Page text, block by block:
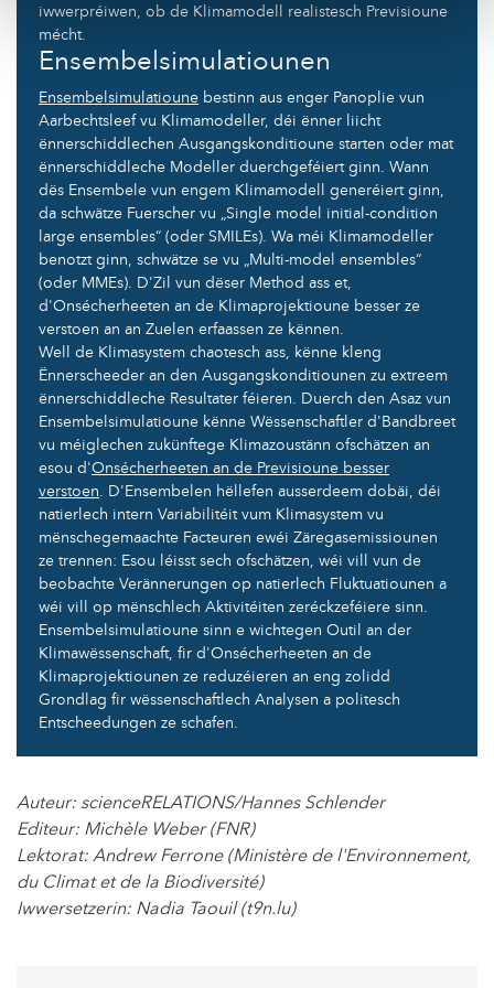
iwwerpréiwen, ob de Klimamodell realistesch Previsioune
mécht.
Ensembelsimulatiounen
Ensembelsimulatioune bestinn aus enger Panoplie vun
Aarbechtsleef vu Klimamodeller, déi ënner liicht
ënnerschiddlechen Ausgangskonditioune starten oder mat
ënnerschiddleche Modeller duerchgeféiert ginn. Wann
dës Ensembele vun engem Klimamodell generéiert ginn,
da schwätze Fuerscher vu „Single model initial-condition
large ensembles“ (oder SMILEs). Wa méi Klimamodeller
benotzt ginn, schwätze se vu „Multi-model ensembles“
(oder MMEs). D'Zil vun dëser Method ass et,
d'Onsécherheeten an de Klimaprojektioune besser ze
verstoen an an Zuelen erfaassen ze kënnen.
Well de Klimasystem chaotesch ass, kënne kleng
Ënnerscheeder an den Ausgangskonditiounen zu extreem
ënnerschiddleche Resultater féieren. Duerch den Asaz vun
Ensembelsimulatioune kënne Wëssenschaftler d'Bandbreet
vu méiglechen zukünftege Klimazoustänn ofschätzen an
esou d'Onsécherheeten an de Previsioune besser
verstoen. D'Ensembelen hëllefen ausserdeem dobäi, déi
natierlech intern Variabilitéit vum Klimasystem vu
mënschegemaachte Facteuren ewéi Zäregasemissiounen
ze trennen: Esou léisst sech ofschätzen, wéi vill vun de
beobachte Verännerungen op natierlech Fluktuatiounen a
wéi vill op mënschlech Aktivitéiten zeréckzeféiere sinn.
Ensembelsimulatioune sinn e wichtegen Outil an der
Klimawëssenschaft, fir d'Onsécherheeten an de
Klimaprojektiounen ze reduzéieren an eng zolidd
Grondlag fir wëssenschaftlech Analysen a politesch
Entscheedungen ze schafen.
Auteur: scienceRELATIONS/Hannes Schlender
Editeur: Michèle Weber (FNR)
Lektorat: Andrew Ferrone (Ministère de l'Environnement,
du Climat et de la Biodiversité)
Iwwersetzerin: Nadia Taouil (t9n.lu)